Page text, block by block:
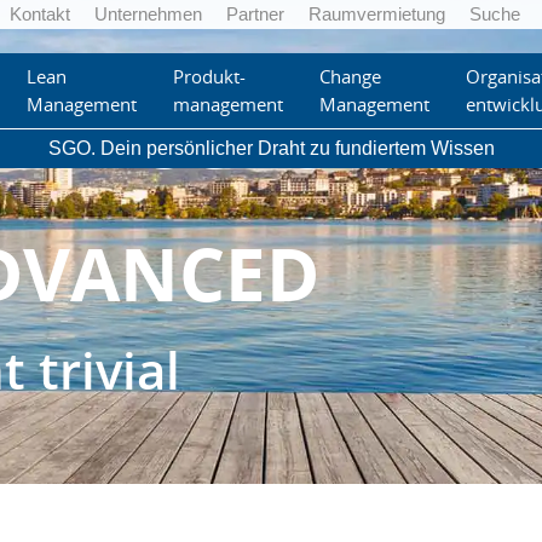
Kontakt Unternehmen Partner Raumvermietung Suche
Lean
Management
Produkt-
management
Change
Management
SGO. Dein persönlicher Draht zu fundiertem Wissen
SCRUM
trivial